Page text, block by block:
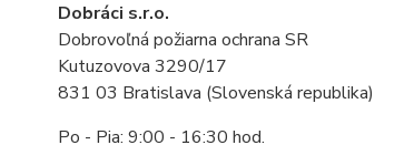
Dobráci s.r.o.
Dobrovoľná požiarna ochrana SR
Kutuzovova 3290/17
831 03 Bratislava (Slovenská republika)
Po - Pia: 9:00 - 16:30 hod.